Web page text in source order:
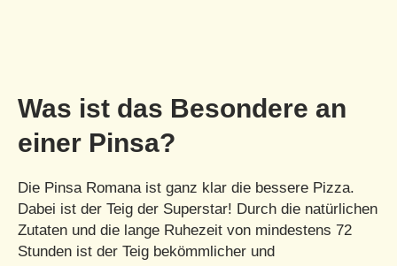
Was ist das Besondere an
einer Pinsa?
Die Pinsa Romana ist ganz klar die bessere Pizza.
Dabei ist der Teig der Superstar! Durch die natürlichen
Zutaten und die lange Ruhezeit von mindestens 72
Stunden ist der Teig bekömmlicher und